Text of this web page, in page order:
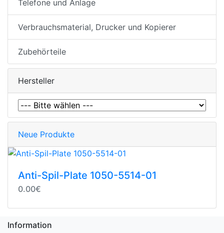
Telefone und Anlage
Verbrauchsmaterial, Drucker und Kopierer
Zubehörteile
Hersteller
Neue Produkte
Anti-Spil-Plate 1050-5514-01
0.00€
Information